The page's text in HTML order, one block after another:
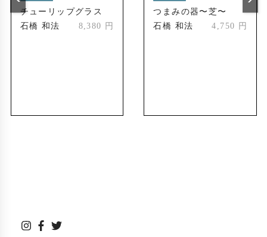
チューリップグラス
石橋 和法
8,380 円
つまみの器〜芝〜
石橋 和法
4,750 円